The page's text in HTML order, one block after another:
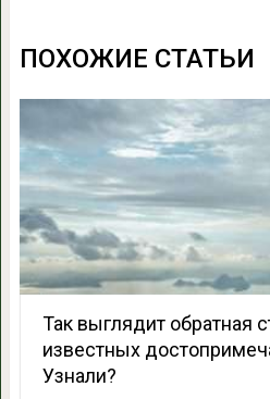
ПОХОЖИЕ СТАТЬИ
Так выглядит обратная
известных
Узнали?